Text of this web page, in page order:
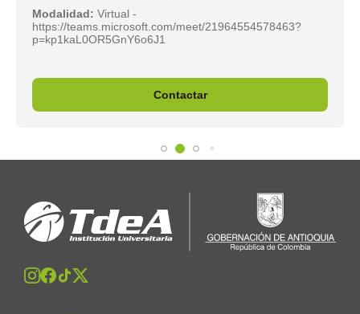
Modalidad: Virtual -
https://teams.microsoft.com/meet/21964554578463?
p=kp1kaL0OR5GnY6o6J1
Contactar